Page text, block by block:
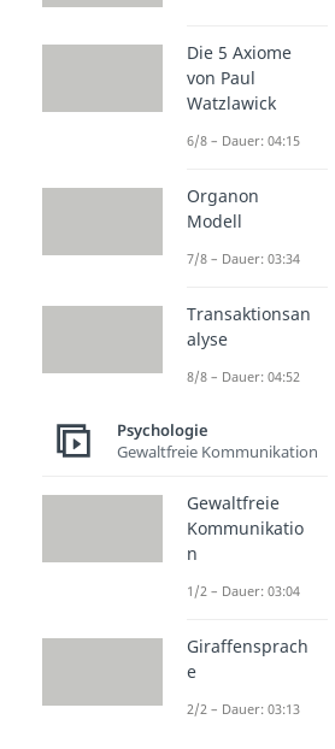
Die 5 Axiome
von Paul
Watzlawick
6/8 – Dauer: 04:15
Organon
Modell
7/8 – Dauer: 03:34
Transaktionsan
alyse
8/8 – Dauer: 04:52
Psychologie
Gewaltfreie Kommunikation
Gewaltfreie
Kommunikatio
n
1/2 – Dauer: 03:04
Giraffensprach
e
2/2 – Dauer: 03:13